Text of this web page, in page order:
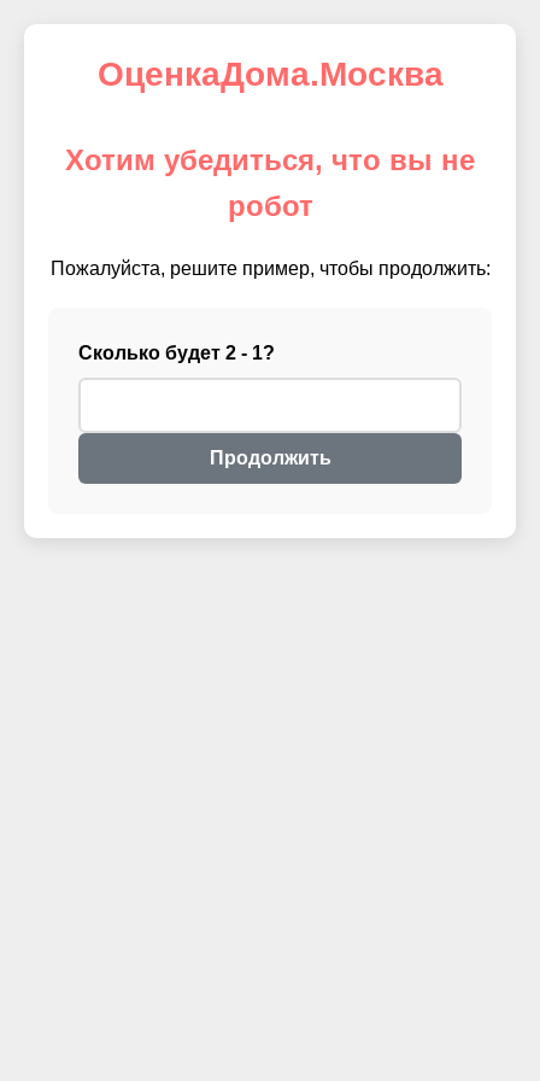
ОценкаДома.Москва
Хотим убедиться, что вы не
робот
Пожалуйста, решите пример, чтобы продолжить:
Сколько будет 2 - 1?
Продолжить